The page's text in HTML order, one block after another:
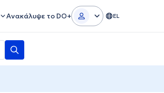
Ανακάλυψε το DO+ EL